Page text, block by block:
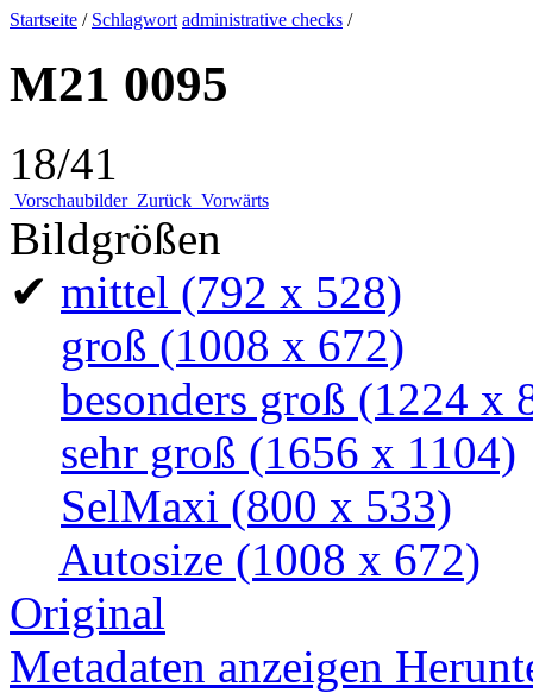
Startseite / Schlagwort administrative checks /
M21 0095
18/41
Vorschaubilder Zurück Vorwärts
Bildgrößen
✔ mittel (792 x 528)
groß (1008 x 672)
besonders groß (1224 x
sehr groß (1656 x 1104)
SelMaxi (800 x 533)
Autosize (1008 x 672)
Original
Metadaten anzeigen